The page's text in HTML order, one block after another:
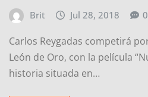
Brit Jul 28, 2018 0
Carlos Reygadas competirá
León de Oro, con la película
historia situada en…